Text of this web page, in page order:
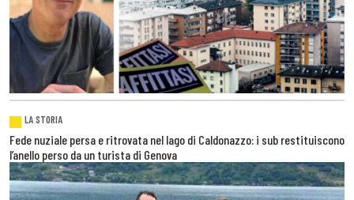
LA STORIA
Fede nuziale persa e ritrovata nel lago di Caldonazzo: i sub restituiscono
l’anello perso da un turista di Genova